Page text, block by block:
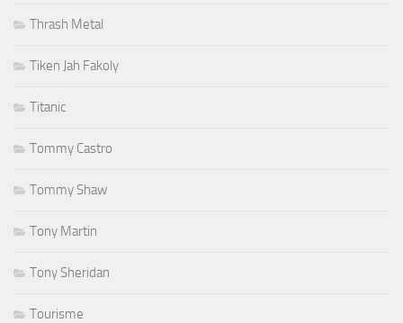
Thrash Metal
Tiken Jah Fakoly
Titanic
Tommy Castro
Tommy Shaw
Tony Martin
Tony Sheridan
Tourisme